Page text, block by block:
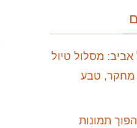
מסלול טיול
מחקר, טבע
תמונות